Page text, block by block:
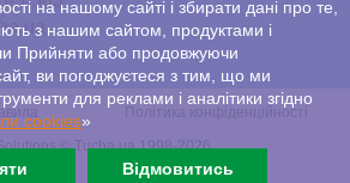
Політика конфіденційності
© Tucha.ua 1998-2026
на нашому сайті і збирати дані про те,
з нашим сайтом, продуктами і
Прийняти або продовжуючи
ви погоджуєтеся з тим, що ми
для реклами і аналітики згідно
сookies»
Відмовитись